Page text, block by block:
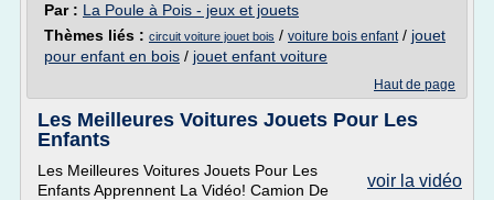
Par : La Poule à Pois - jeux et jouets
Thèmes liés : circuit voiture jouet bois / voiture bois enfant/ jouet
pour enfant en bois / jouet enfant voiture
Haut de page
Les Meilleures Voitures Jouets Pour Les
Enfants
voir la vidéo
Les Meilleures Voitures Jouets Pour Les
Enfants Apprennent La Vidéo! Camion De